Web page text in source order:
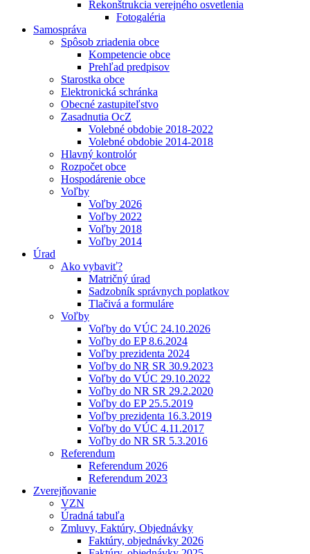
Rekonštrukcia verejného osvetlenia
Fotogaléria
Samospráva
Spôsob zriadenia obce
Kompetencie obce
Prehľad predpisov
Starostka obce
Elektronická schránka
Obecné zastupiteľstvo
Zasadnutia OcZ
Volebné obdobie 2018-2022
Volebné obdobie 2014-2018
Hlavný kontrolór
Rozpočet obce
Hospodárenie obce
Voľby
Voľby 2026
Voľby 2022
Voľby 2018
Voľby 2014
Úrad
Ako vybaviť?
Matričný úrad
Sadzobník správnych poplatkov
Tlačivá a formuláre
Voľby
Voľby do VÚC 24.10.2026
Voľby do EP 8.6.2024
Voľby prezidenta 2024
Voľby do NR SR 30.9.2023
Voľby do VÚC 29.10.2022
Voľby do NR SR 29.2.2020
Voľby do EP 25.5.2019
Voľby prezidenta 16.3.2019
Voľby do VÚC 4.11.2017
Voľby do NR SR 5.3.2016
Referendum
Referendum 2026
Referendum 2023
Zverejňovanie
VZN
Úradná tabuľa
Zmluvy, Faktúry, Objednávky
Faktúry, objednávky 2026